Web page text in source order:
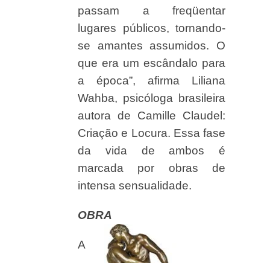
passam a freqüentar
lugares públicos, tornando-
se amantes assumidos. O
que era um escândalo para
a época”, afirma Liliana
Wahba, psicóloga brasileira
autora de Camille Claudel:
Criação e Locura. Essa fase
da vida de ambos é
marcada por obras de
intensa sensualidade.
OBRA
A